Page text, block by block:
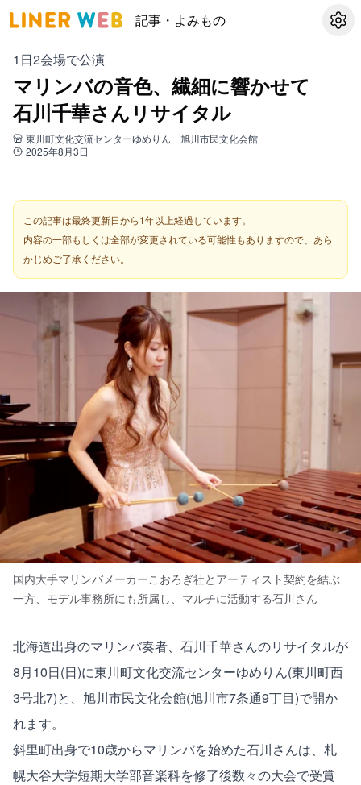
記事・よみもの 設定
1日2会場で公演
マリンバの音色、繊細に響かせて
石川千華さんリサイタル
東川町文化交流センターゆめりん 旭川市民文化会館
2025年8月3日
この記事は最終更新日から1年以上経過しています。
内容の一部もしくは全部が変更されている可能性もありますので、あら
かじめご了承ください。
国内大手マリンバメーカーこおろぎ社とアーティスト契約を結ぶ
一方、モデル事務所にも所属し、マルチに活動する石川さん
北海道出身のマリンバ奏者、石川千華さんのリサイタルが
8月10日(日)に東川町文化交流センターゆめりん(東川町西
3号北7)と、旭川市民文化会館(旭川市7条通9丁目)で開か
れます。
斜里町出身で10歳からマリンバを始めた石川さんは、札
幌大谷大学短期大学部音楽科を修了後数々の大会で受賞